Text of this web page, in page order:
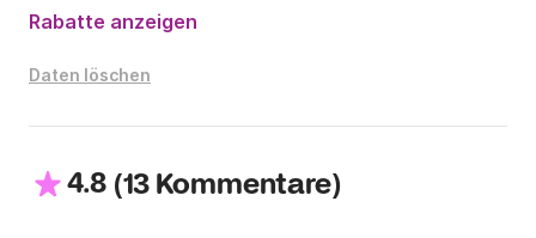
Rabatte anzeigen
Daten löschen
4.8 (13 Kommentare)